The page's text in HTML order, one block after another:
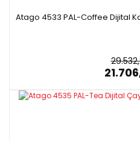
Atago 4533 PAL-Coffee Dijital